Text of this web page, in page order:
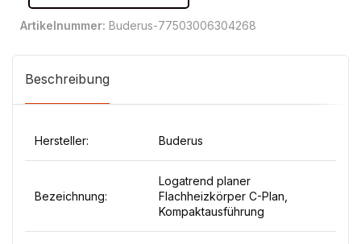
Artikelnummer: Buderus-77503006304268
Beschreibung
Hersteller: Buderus
Bezeichnung:
Logatrend planer
Flachheizkörper C-Plan,
Kompaktausführung